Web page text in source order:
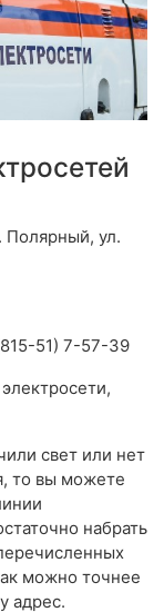
Полярный, ул.
51) 7-57-39
свет или нет
то вы можете
набрать
можно точнее
адрес.